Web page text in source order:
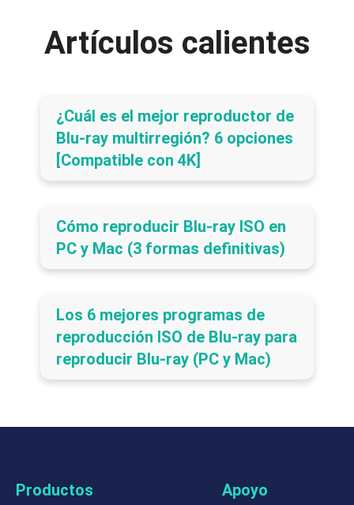
Artículos calientes
¿Cuál es el mejor reproductor de
Blu-ray multirregión? 6 opciones
[Compatible con 4K]
Cómo reproducir Blu-ray ISO en
PC y Mac (3 formas definitivas)
Los 6 mejores programas de
reproducción ISO de Blu-ray para
reproducir Blu-ray (PC y Mac)
Productos Apoyo